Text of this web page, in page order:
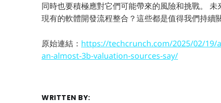
同時也要積極應對它們可能帶來的風險和挑戰。
現有的軟體開發流程整合？這些都是值得我們持續
原始連結： https://techcrunch.com/2025/02/
an-almost-3b-valuation-sources-say/
WRITTEN BY: